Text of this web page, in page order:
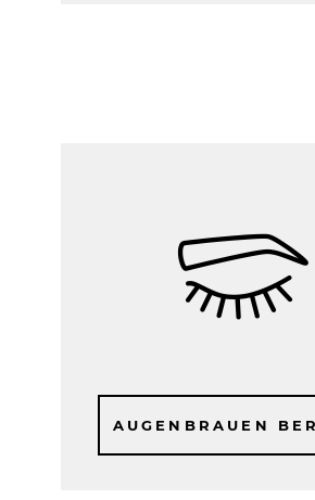
AUGENBRAUEN